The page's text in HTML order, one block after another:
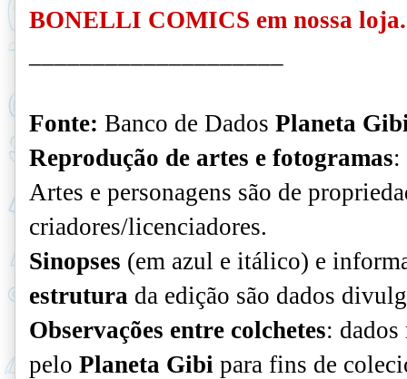
BONELLI COMICS em nossa loja.
Fonte: Banco de Dados Planeta
Reprodução de artes e fotogramas:
Artes e personagens são de
criadores/licenciadores.
Sinopses (em azul e itálico) e
estrutura da edição são dados
Observações entre colchetes:
pelo Planeta Gibi para fins de